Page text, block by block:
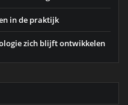
in de praktijk
zich blijft ontwikkelen